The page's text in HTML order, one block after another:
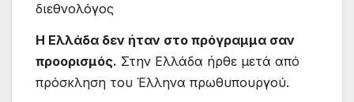
διεθνολόγος
Η Ελλάδα δεν ήταν στο πρόγραμμα σαν
προορισμός. Στην Ελλάδα ήρθε μετά από
πρόσκληση του Έλληνα πρωθυπουργού.